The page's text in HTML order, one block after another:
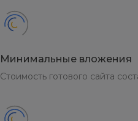
Минимальные вложения
Стоимость готового сайта